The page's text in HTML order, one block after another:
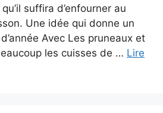
suffira d’enfourner au
Une idée qui donne un
Avec Les pruneaux et
les cuisses de … Lire